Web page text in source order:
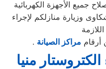
جميع الأجهزة الكهربائية
الشكاوى وزيارة منازلكم لإجراء
أرقام مراكز الصيانة
منيا